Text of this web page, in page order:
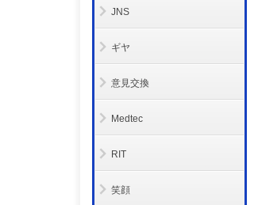
JNS
ギヤ
意見交換
Medtec
RIT
笑顔